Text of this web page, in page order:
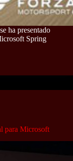
ha presentado
Spring
para Microsoft